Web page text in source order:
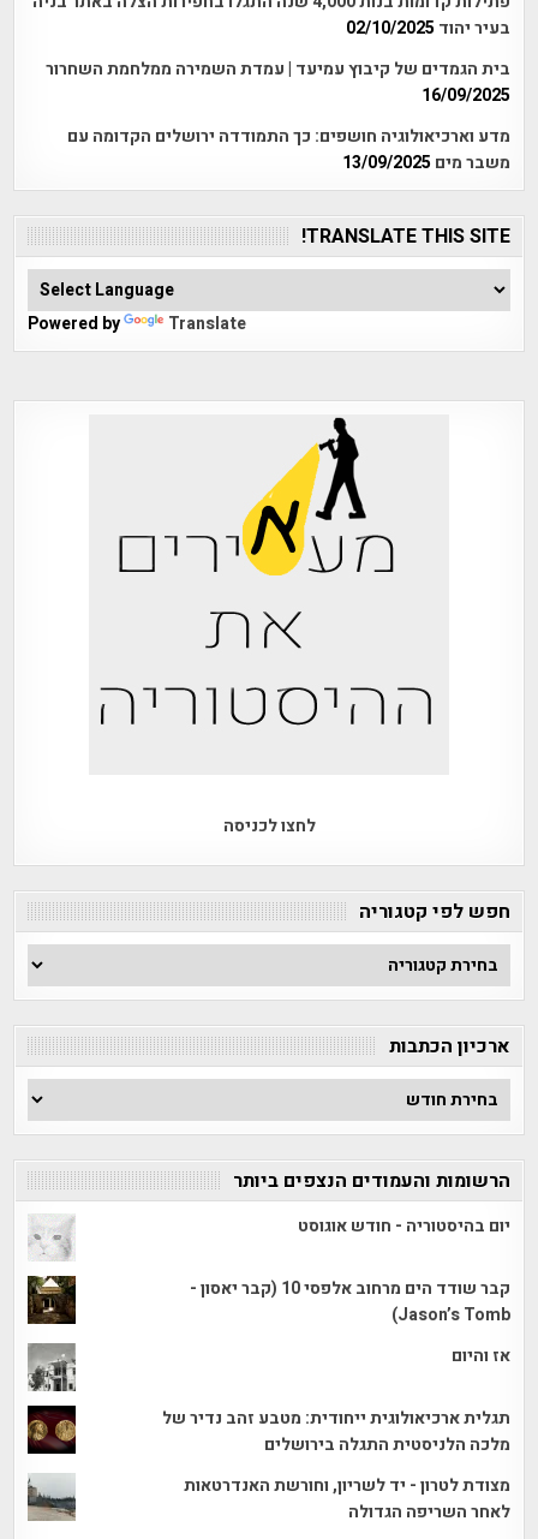
בעיר יהוד 02/10/2025
בית הגמדים של קיבוץ עמיעד | עמדת השמירה ממלחמת השחרור
16/09/2025
מדע וארכיאולוגיה חושפים: כך התמודדה ירושלים הקדומה עם
משבר מים 13/09/2025
TRANSLATE THIS SITE!
Powered by Translate
לחצו לכניסה
חפש לפי קטגוריה
חפש
לפי
ארכיון הכתבות
ארכיון
הכתבות
הרשומות והעמודים הנצפים ביותר
יום בהיסטוריה - חודש אוגוסט
קבר שודד הים מרחוב אלפסי 10 (קבר יאסון -
Jason’s Tomb)
אז והיום
תגלית ארכיאולוגית ייחודית: מטבע זהב נדיר של
מלכה הלניסטית התגלה בירושלים
מצודת לטרון - יד לשריון, וחורשת האנדרטאות
לאחר השריפה הגדולה